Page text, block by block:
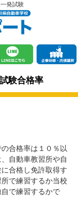
発試験
験合格率
合格率は１０％以
自動車教習所や自
合格し免許取得す
で練習するか当校
で練習するかで